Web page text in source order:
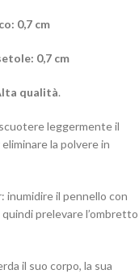
0,7 cm
0,7 cm
qualità.
leggermente il
la polvere in
inumidire il pennello con
prelevare l’ombretto
il suo corpo, la sua